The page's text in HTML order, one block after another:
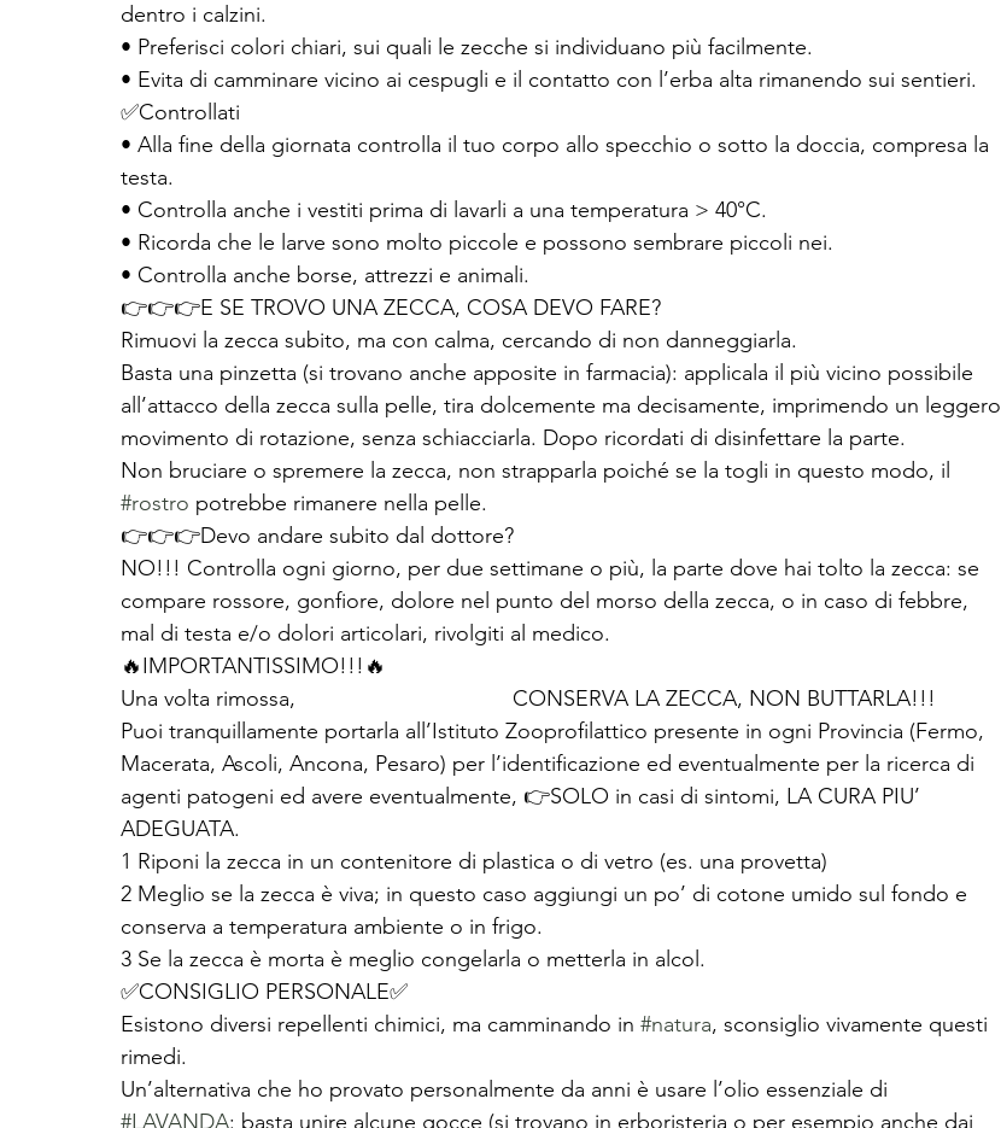
dentro i calzini.
• Preferisci colori chiari, sui quali le zecche si individuano più facilmente.
• Evita di camminare vicino ai cespugli e il contatto con l’erba alta rimanendo sui sentieri.
✅Controllati
• Alla fine della giornata controlla il tuo corpo allo specchio o sotto la doccia, compresa la
testa.
• Controlla anche i vestiti prima di lavarli a una temperatura > 40°C.
• Ricorda che le larve sono molto piccole e possono sembrare piccoli nei.
• Controlla anche borse, attrezzi e animali.
👉👉👉E SE TROVO UNA ZECCA, COSA DEVO FARE?
Rimuovi la zecca subito, ma con calma, cercando di non danneggiarla.
Basta una pinzetta (si trovano anche apposite in farmacia): applicala il più vicino possibile
all’attacco della zecca sulla pelle, tira dolcemente ma decisamente, imprimendo un leggero
movimento di rotazione, senza schiacciarla. Dopo ricordati di disinfettare la parte.
Non bruciare o spremere la zecca, non strapparla poiché se la togli in questo modo, il
#rostro potrebbe rimanere nella pelle.
👉👉👉Devo andare subito dal dottore?
NO!!! Controlla ogni giorno, per due settimane o più, la parte dove hai tolto la zecca: se
compare rossore, gonfiore, dolore nel punto del morso della zecca, o in caso di febbre,
mal di testa e/o dolori articolari, rivolgiti al medico.
🔥IMPORTANTISSIMO!!!🔥
Una volta rimossa,                                    CONSERVA LA ZECCA, NON BUTTARLA!!!
Puoi tranquillamente portarla all’Istituto Zooprofilattico presente in ogni Provincia (Fermo,
Macerata, Ascoli, Ancona, Pesaro) per l’identificazione ed eventualmente per la ricerca di
agenti patogeni ed avere eventualmente, 👉SOLO in casi di sintomi, LA CURA PIU’
ADEGUATA.
1 Riponi la zecca in un contenitore di plastica o di vetro (es. una provetta)
2 Meglio se la zecca è viva; in questo caso aggiungi un po’ di cotone umido sul fondo e
conserva a temperatura ambiente o in frigo.
3 Se la zecca è morta è meglio congelarla o metterla in alcol.
✅CONSIGLIO PERSONALE✅
Esistono diversi repellenti chimici, ma camminando in #natura, sconsiglio vivamente questi
rimedi.
Un’alternativa che ho provato personalmente da anni è usare l’olio essenziale di
#LAVANDA: basta unire alcune gocce (si trovano in erboristeria o per esempio anche dai